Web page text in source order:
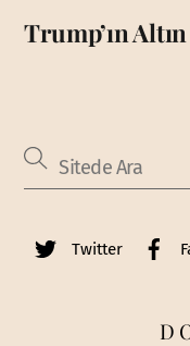
Trump’ın Altın
Twitter